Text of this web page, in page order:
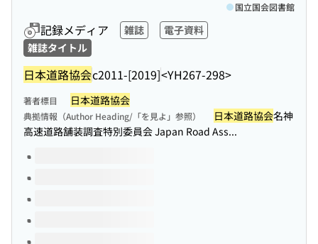
記録メディア 雑誌
電子資料
雑誌タイトル
日本道路協会c2011-[2019]<YH267-298>
国立国会図書館
著者標目 日本道路協会
典拠情報（Author Heading/「を見よ」参照） 日本道路協会名神
高速道路舗装調査特別委員会 Japan Road Ass...
このタイトルの巻号